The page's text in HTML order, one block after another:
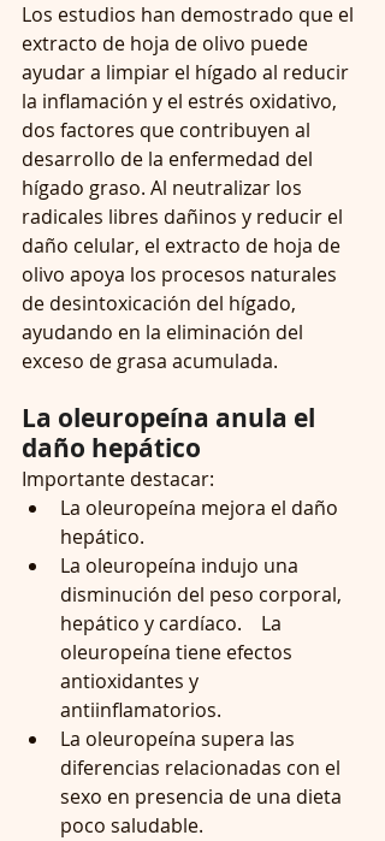
Los estudios han demostrado que el
extracto de hoja de olivo puede
ayudar a limpiar el hígado al reducir
la inflamación y el estrés oxidativo,
dos factores que contribuyen al
desarrollo de la enfermedad del
hígado graso. Al neutralizar los
radicales libres dañinos y reducir el
daño celular, el extracto de hoja de
olivo apoya los procesos naturales
de desintoxicación del hígado,
ayudando en la eliminación del
exceso de grasa acumulada.
La oleuropeína anula el
daño hepático
Importante destacar:
La oleuropeína mejora el daño
hepático.
La oleuropeína indujo una
disminución del peso corporal,
hepático y cardíaco.    La
oleuropeína tiene efectos
antioxidantes y
antiinflamatorios.
La oleuropeína supera las
diferencias relacionadas con el
sexo en presencia de una dieta
poco saludable.